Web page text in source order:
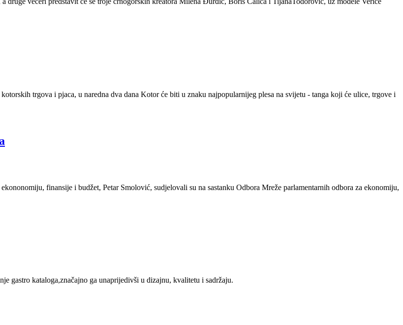
trgova i pjaca, u naredna dva dana Kotor će biti u znaku najpopularnijeg plesa na svijetu - tanga koji će ulice, trgove i
finansije i budžet, Petar Smolović, sudjelovali su na sastanku Odbora Mreže parlamentarnih odbora za ekonomiju,
gastro kataloga,značajno ga unaprijedivši u dizajnu, kvalitetu i sadržaju.